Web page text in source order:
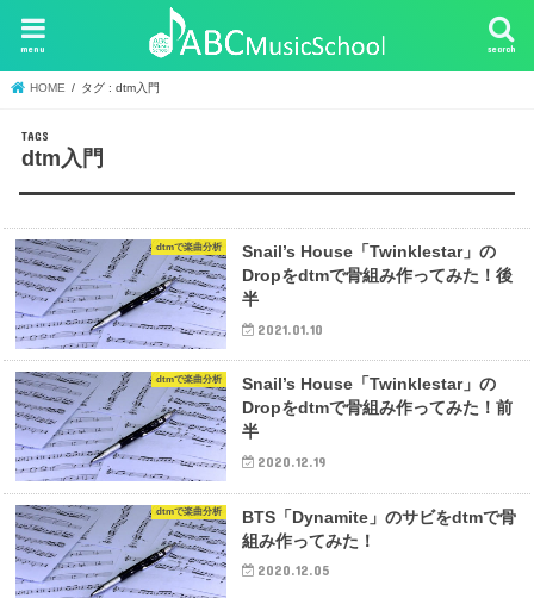
search
menu
HOME タグ : dtm入門
dtm入門
dtmで楽曲分析
Snail’s House「Twinklestar」の
Dropをdtmで骨組み作ってみた！後
半
2021.01.10
dtmで楽曲分析
Snail’s House「Twinklestar」の
Dropをdtmで骨組み作ってみた！前
半
2020.12.19
dtmで楽曲分析
BTS「Dynamite」のサビをdtmで骨
組み作ってみた！
2020.12.05